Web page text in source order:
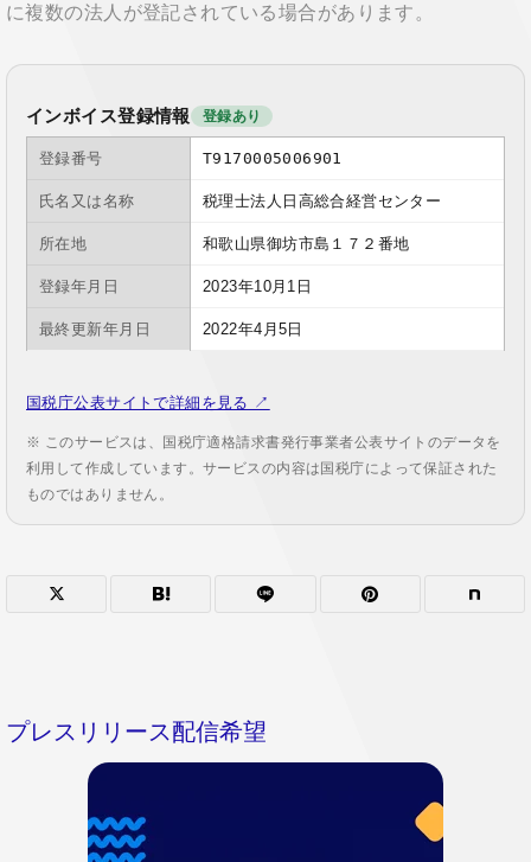
に複数の法人が登記されている場合があります。
インボイス登録情報 登録あり
登録番号 T9170005006901
氏名又は名称 税理士法人日高総合経営センター
所在地 和歌山県御坊市島１７２番地
登録年月日 2023年10月1日
最終更新年月日 2022年4月5日
国税庁公表サイトで詳細を見る ↗
※ このサービスは、国税庁適格請求書発行事業者公表サイトのデータを
利用して作成しています。サービスの内容は国税庁によって保証された
ものではありません。
プレスリリース配信希望